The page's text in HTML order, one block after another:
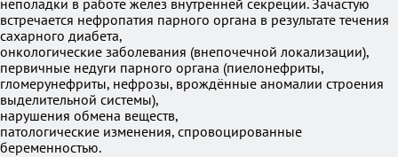
неполадки в работе желез внутренней секреции. Зачастую
встречается нефропатия парного органа в результате течения
сахарного диабета,
онкологические заболевания (внепочечной локализации),
первичные недуги парного органа (пиелонефриты,
гломерунефриты, нефрозы, врождённые аномалии строения
выделительной системы),
нарушения обмена веществ,
патологические изменения, спровоцированные
беременностью.